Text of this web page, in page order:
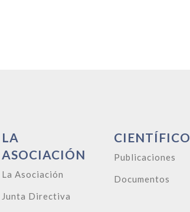
LA
ASOCIACIÓN
La Asociación
Junta Directiva
CIENTÍFICO
Publicaciones
Documentos